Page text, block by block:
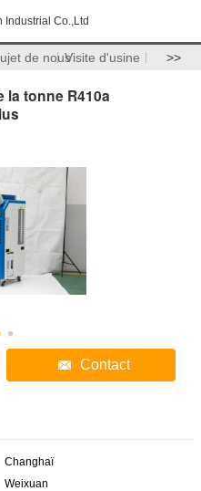
Industrial Co.,Ltd
de nousVisite d'usine >>
la tonne R410a
Contact
Changhaï
Weixuan